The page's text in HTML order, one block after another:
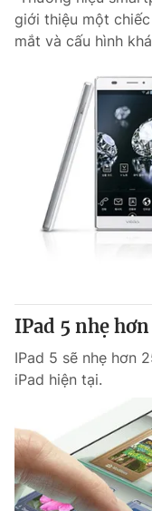
giới thiệu một
mắt và cấu hình
IPad 5 nhẹ
IPad 5 sẽ nhẹ hơn
iPad hiện tại.